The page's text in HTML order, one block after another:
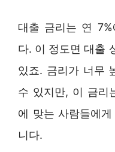
대출 금리는 연
다. 이 정도면 대출
있죠. 금리가 너무
수 있지만, 이 금리
에 맞는 사람들에
니다.